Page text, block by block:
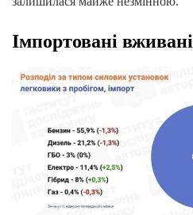
Імпортовані